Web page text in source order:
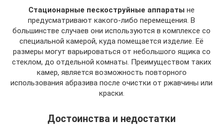
Стационарные пескоструйные аппараты не
предусматривают какого-либо перемещения. В
большинстве случаев они используются в комплексе со
специальной камерой, куда помещается изделие. Её
размеры могут варьироваться от небольшого ящика со
стеклом, до отдельной комнаты. Преимуществом таких
камер, является возможность повторного
использования абразива после очистки от ржавчины или
краски.
Достоинства и недостатки